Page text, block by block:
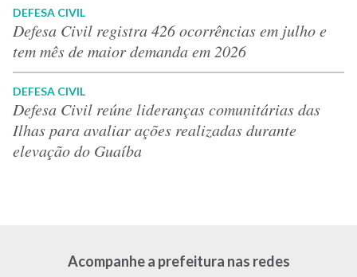
DEFESA CIVIL
Defesa Civil registra 426 ocorrências em julho e
tem mês de maior demanda em 2026
DEFESA CIVIL
Defesa Civil reúne lideranças comunitárias das
Ilhas para avaliar ações realizadas durante
elevação do Guaíba
Acompanhe a prefeitura nas redes